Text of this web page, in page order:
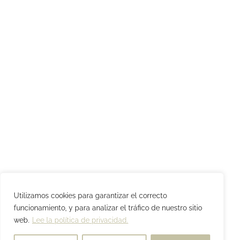
Utilizamos cookies para garantizar el correcto
funcionamiento, y para analizar el tráfico de nuestro sitio
web.
Lee la política de privacidad.